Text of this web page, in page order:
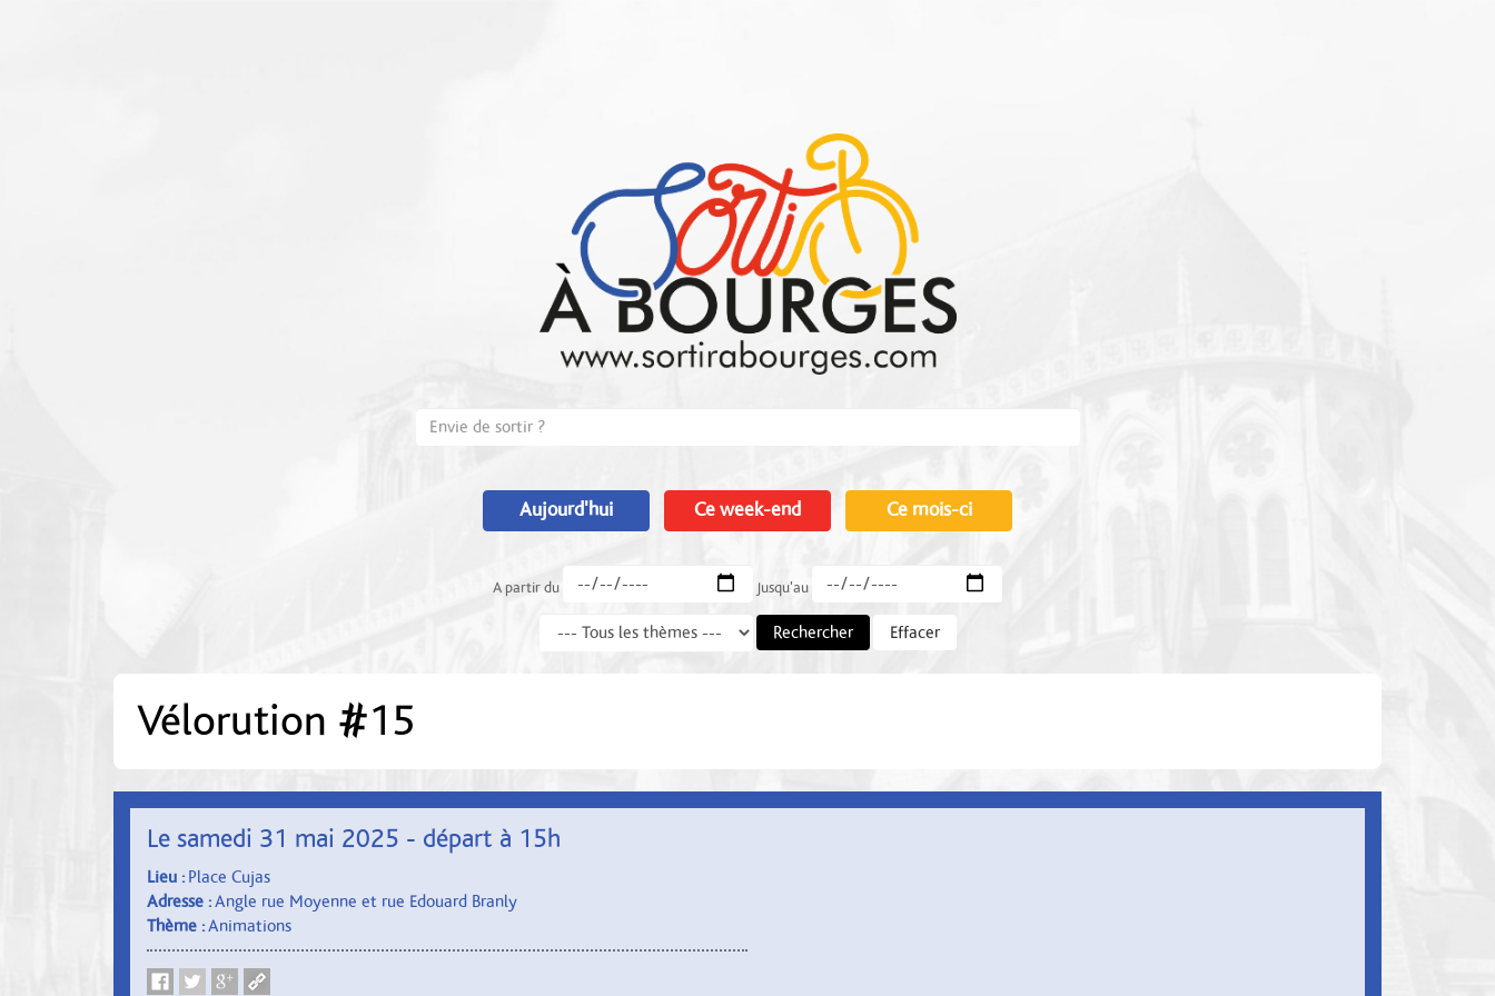
Aujourd'hui Ce week-end Ce mois-ci
A partir du Jusqu'au
Rechercher Effacer
Vélorution #15
Le samedi 31 mai 2025 - départ à 15h
Lieu : Place Cujas
Adresse :Angle rue Moyenne et rue Edouard Branly
Thème :Animations